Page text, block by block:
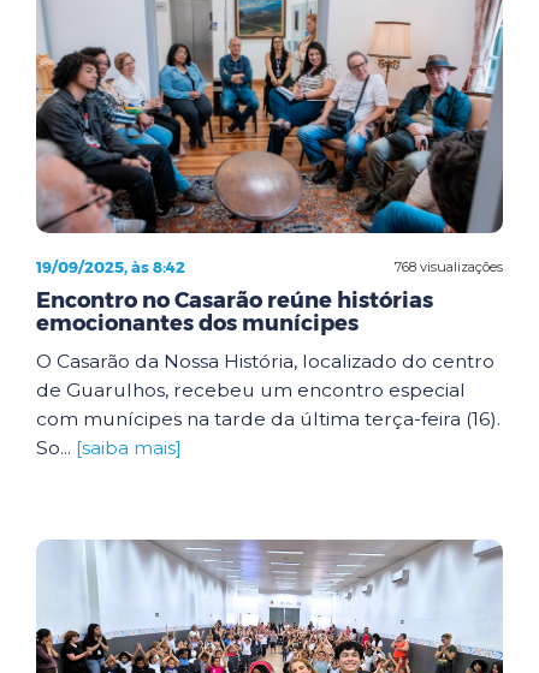
768 visualizações
19/09/2025, às 8:42
Encontro no Casarão reúne histórias
emocionantes dos munícipes
O Casarão da Nossa História, localizado do centro
de Guarulhos, recebeu um encontro especial
com munícipes na tarde da última terça-feira (16).
So... [saiba mais]